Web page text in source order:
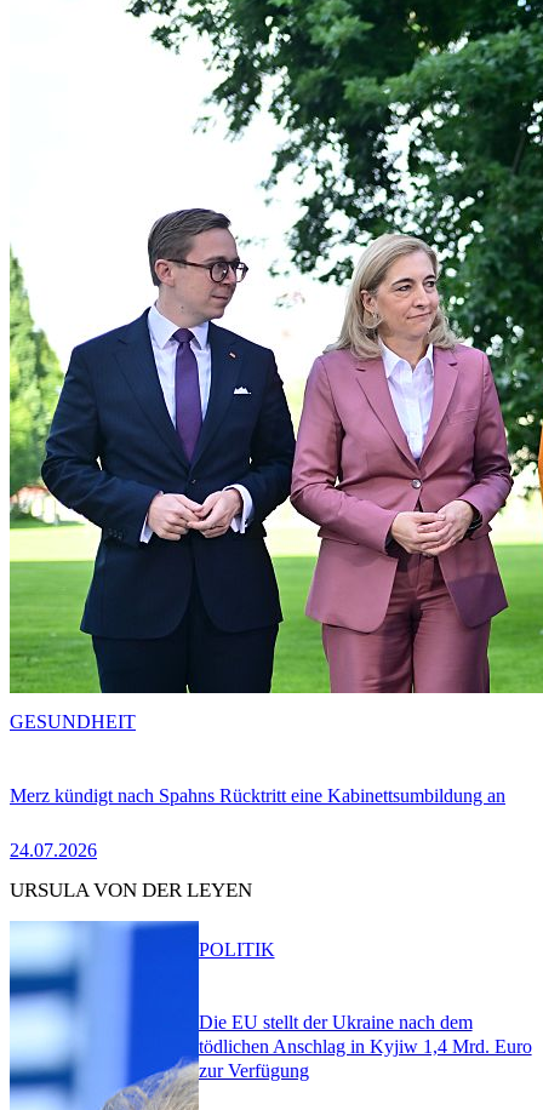
Merz kündigt nach Spahns Rücktritt eine Kabinettsumbildung an
24.07.2026
GESUNDHEIT
URSULA VON DER LEYEN
Die EU stellt der Ukraine nach dem
tödlichen Anschlag in Kyjiw 1,4 Mrd. Euro
zur Verfügung
POLITIK